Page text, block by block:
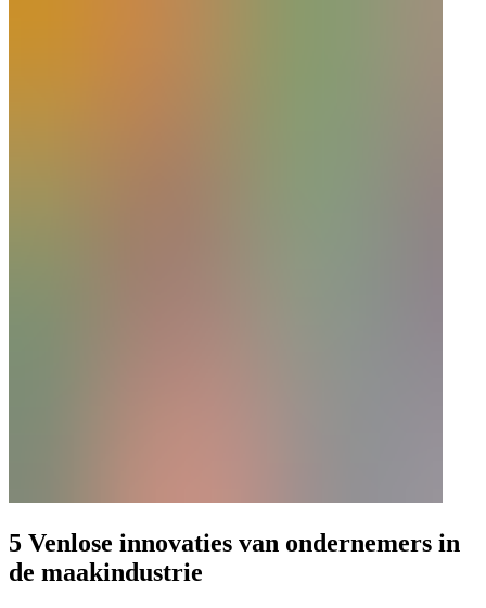
5 Venlose innovaties van ondernemers in
de maakindustrie